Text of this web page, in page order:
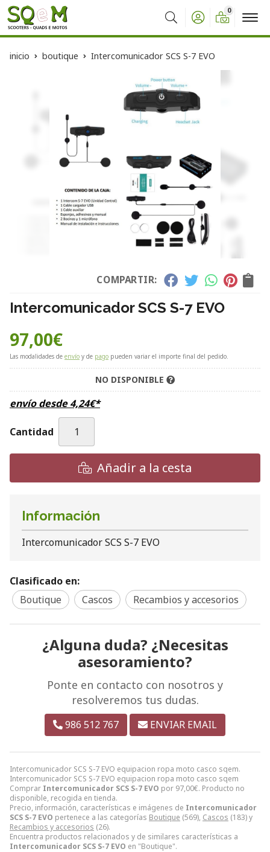
Buscar
0
inicio boutique Intercomunicador SCS S-7 EVO
COMPARTIR:
Intercomunicador SCS S-7 EVO
97,00€
Las modalidades de envío y de pago pueden variar el importe final del pedido.
NO DISPONIBLE
envío desde4,24€*
Cantidad
Añadir a la cesta
Intercomunicador SCS S-7 EVO equipacion ropa moto casco sqem.
Intercomunicador SCS S-7 EVO equipacion ropa moto casco sqem
Comprar Intercomunicador SCS S-7 EVO por 97,00€. Producto no
disponible, recogida en tienda.
Precio, información, características e imágenes de Intercomunicador
SCS S-7 EVO pertenece a las categorías Boutique (569), Cascos (183) y
Recambios y accesorios (26).
Encuentra productos relacionados y de similares características a
Intercomunicador SCS S-7 EVO en "Boutique".
Información
Intercomunicador SCS S-7 EVO
Clasificado en:
Boutique
Cascos Recambios y accesorios
¿Alguna duda? ¿Necesitas
asesoramiento?
Ponte en contacto con nosotros y
resolveremos tus dudas.
986 512 767 ENVIAR EMAIL